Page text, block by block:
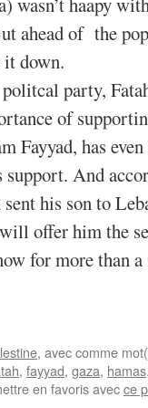
ahead of the
it down.
party,
of
Fayyad, has
And
his son to
offer him the
for more than
, avec comme
, fayyad, gaza, hamas
en favoris avecce